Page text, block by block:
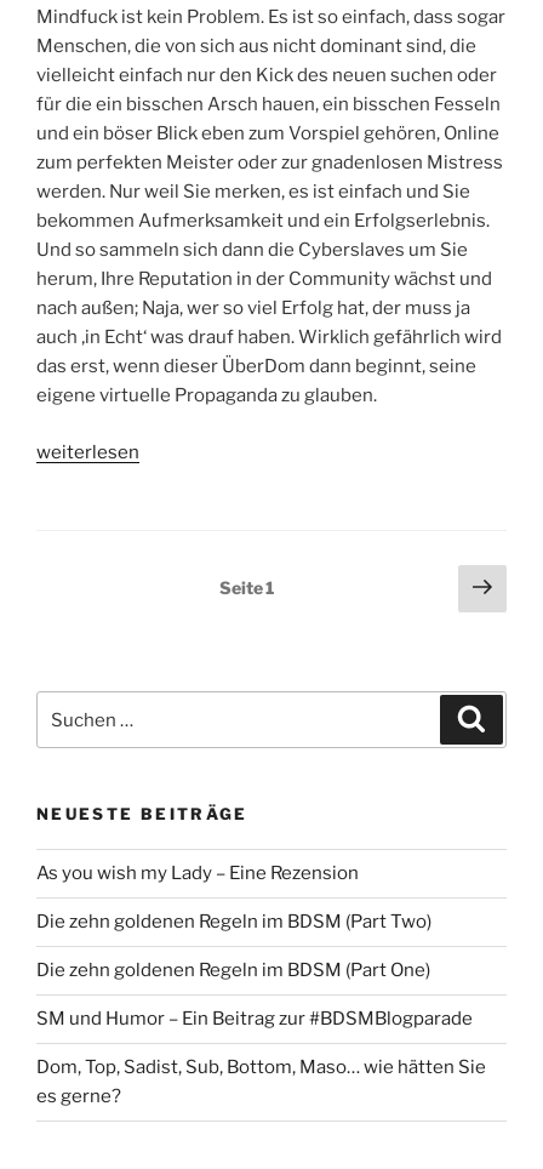
Mindfuck ist kein Problem. Es ist so einfach, dass sogar
Menschen, die von sich aus nicht dominant sind, die
vielleicht einfach nur den Kick des neuen suchen oder
für die ein bisschen Arsch hauen, ein bisschen Fesseln
und ein böser Blick eben zum Vorspiel gehören, Online
zum perfekten Meister oder zur gnadenlosen Mistress
werden. Nur weil Sie merken, es ist einfach und Sie
bekommen Aufmerksamkeit und ein Erfolgserlebnis.
Und so sammeln sich dann die Cyberslaves um Sie
herum, Ihre Reputation in der Community wächst und
nach außen; Naja, wer so viel Erfolg hat, der muss ja
auch ‚in Echt‘ was drauf haben. Wirklich gefährlich wird
das erst, wenn dieser ÜberDom dann beginnt, seine
eigene virtuelle Propaganda zu glauben.
„Transform
eines
Dominanten“
weiterlesen
Seitennummerierung
Seite1
nach:
NEUESTE BEITRÄGE
As you wish my Lady – Eine Rezension
Die zehn goldenen Regeln im BDSM (Part Two)
Die zehn goldenen Regeln im BDSM (Part One)
SM und Humor – Ein Beitrag zur #BDSMBlogparade
Dom, Top, Sadist, Sub, Bottom, Maso… wie hätten Sie
es gerne?